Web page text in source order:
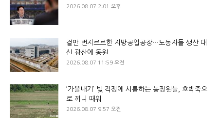
2026.08.07 2:01 오후
겉만 번지르르한 지방공업공장…노동자들 생산 대
신 광산에 동원
2026.08.07 11:59 오전
‘가을내기’ 빚 걱정에 시름하는 농장원들, 호박죽으
로 끼니 때워
2026.08.07 9:57 오전